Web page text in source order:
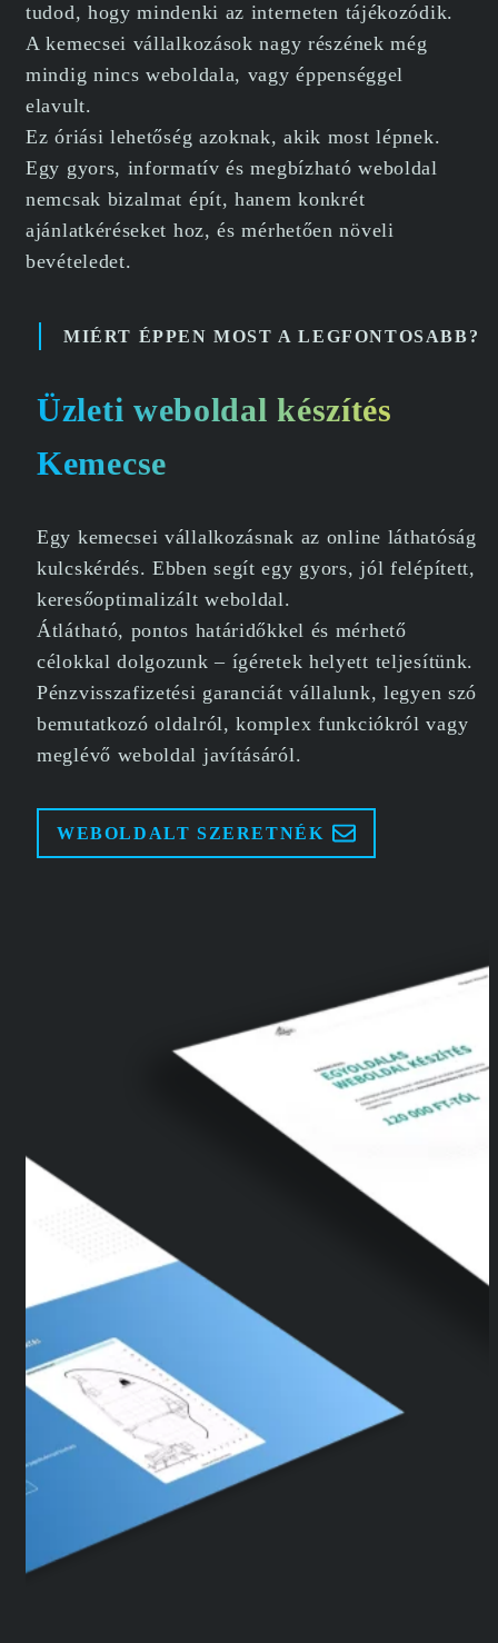
tudod, hogy mindenki az interneten tájékozódik.
A kemecsei vállalkozások nagy részének még
mindig nincs weboldala, vagy éppenséggel
elavult.
Ez óriási lehetőség azoknak, akik most lépnek.
Egy gyors, informatív és megbízható weboldal
nemcsak bizalmat épít, hanem konkrét
ajánlatkéréseket hoz, és mérhetően növeli
bevételedet.
MIÉRT ÉPPEN MOST A LEGFONTOSABB?
Üzleti weboldal készítés
Kemecse
Egy kemecsei vállalkozásnak az online láthatóság
kulcskérdés. Ebben segít egy gyors, jól felépített,
keresőoptimalizált weboldal.
Átlátható, pontos határidőkkel és mérhető
célokkal dolgozunk – ígéretek helyett teljesítünk.
Pénzvisszafizetési garanciát vállalunk, legyen szó
bemutatkozó oldalról, komplex funkciókról vagy
meglévő weboldal javításáról.
WEBOLDALT SZERETNÉK